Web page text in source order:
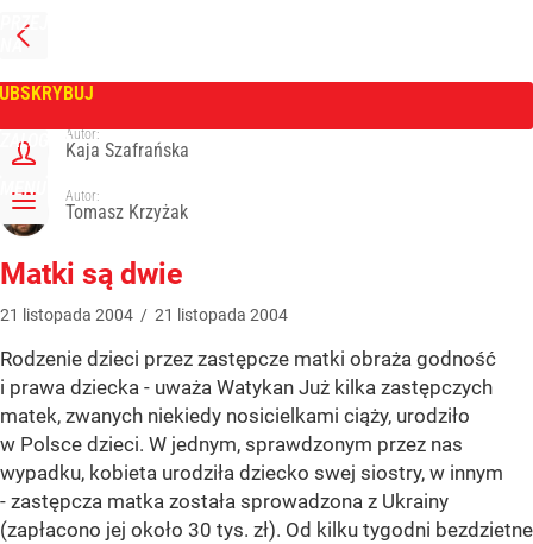
PRZEJDŹ
NA
GŁÓWNĄ
ZALOGUJ
MENU
Tygodnik Wprost
Autor:
Kaja Szafrańska
Autor:
Tomasz Krzyżak
Matki są dwie
21 listopada 2004 / 21 listopada 2004
Rodzenie dzieci przez zastępcze matki obraża godność
i prawa dziecka - uważa Watykan Już kilka zastępczych
matek, zwanych niekiedy nosicielkami ciąży, urodziło
w Polsce dzieci. W jednym, sprawdzonym przez nas
wypadku, kobieta urodziła dziecko swej siostry, w innym
- zastępcza matka została sprowadzona z Ukrainy
(zapłacono jej około 30 tys. zł). Od kilku tygodni bezdzietne